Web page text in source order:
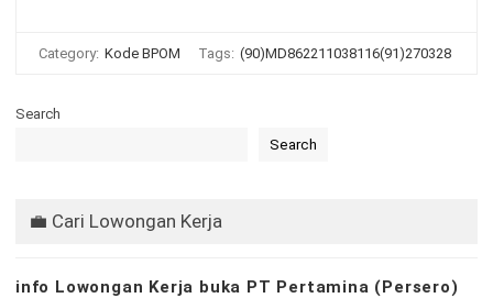
Category: Kode BPOM Tags: (90)MD862211038116(91)270328
Search
Search
💼 Cari Lowongan Kerja
info Lowongan Kerja buka PT Pertamina (Persero)